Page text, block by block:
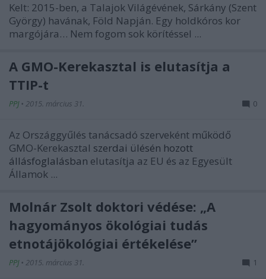
Kelt: 2015-ben, a Talajok Világévének, Sárkány (Szent
György) havának, Föld Napján. Egy holdkóros kor
margójára… Nem fogom sok körítéssel ...
A GMO-Kerekasztal is elutasítja a
TTIP-t
PPJ • 2015. március 31. 0
Az Országgyűlés tanácsadó szerveként működő
GMO-Kerekasztal szerdai ülésén hozott
állásfoglalásban elutasítja az EU és az Egyesült
Államok ...
Molnár Zsolt doktori védése: „A
hagyományos ökológiai tudás
etnotájökológiai értékelése”
PPJ • 2015. március 31. 1